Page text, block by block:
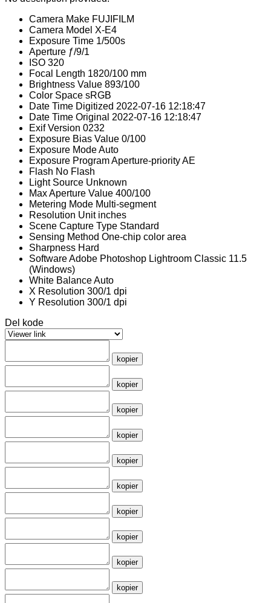
Camera Make FUJIFILM
Camera Model X-E4
Exposure Time 1/500s
Aperture ƒ/9/1
ISO 320
Focal Length 1820/100 mm
Brightness Value 893/100
Color Space sRGB
Date Time Digitized 2022-07-16 12:18:47
Date Time Original 2022-07-16 12:18:47
Exif Version 0232
Exposure Bias Value 0/100
Exposure ModeAuto
Exposure ProgramAperture-priority AE
Flash No Flash
Light Source Unknown
Max Aperture Value 400/100
Metering Mode Multi-segment
Resolution Unit inches
Scene Capture Type Standard
Sensing Method One-chip color area
Sharpness Hard
SoftwareAdobe Photoshop Lightroom Classic 11.5
(Windows)
White BalanceAuto
X Resolution 300/1 dpi
Y Resolution 300/1 dpi
Del kode
kopier
kopier
kopier
kopier
kopier
kopier
kopier
kopier
kopier
kopier